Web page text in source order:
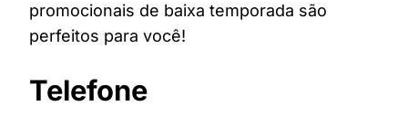
promocionais de baixa temporada são
perfeitos para você!
Telefone